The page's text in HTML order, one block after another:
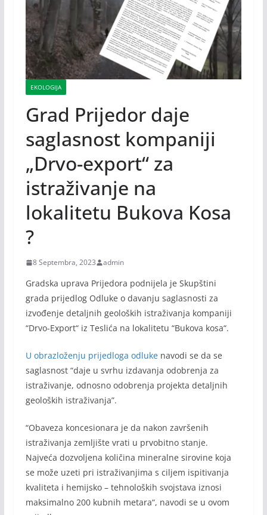
EKOLOGIJA
Grad Prijedor daje
saglasnost kompaniji
„Drvo-export“ za
istraživanje na
lokalitetu Bukova Kosa
?
8 Septembra, 2023 admin
Gradska uprava Prijedora podnijela je Skupštini
grada prijedlog Оdluke o davanju saglasnosti za
izvođenje detaljnih geoloških istraživanja kompaniji
“Drvo-Export“ iz Teslića na lokalitetu “Bukova kosa“.
U obrazloženju prijedloga odlukenavodi se da se
saglasnost “daje u svrhu izdavanja odobrenja za
istraživanje, odnosno odobrenja projekta detaljnih
geoloških istraživanja”.
“Obaveza koncesionara je da nakon završenih
istraživanja zemljište vrati u prvobitno stanje.
Najveća dozvoljena količina mineralne sirovine koja
se može uzeti pri istraživanjima s ciljem ispitivanja
kvaliteta i hemijsko – tehnoloških svojstava iznosi
maksimalno 200 kubnih metara“, navodi se u ovom